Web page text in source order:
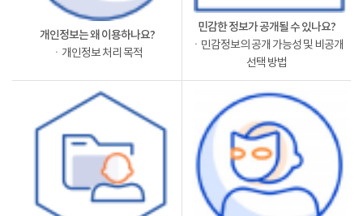
개인정보는 왜 이용하나요?
ㆍ개인정보 처리 목적
민감한 정보가 공개될 수 있나요?
ㆍ민감정보의 공개 가능성 및 비공개
선택 방법